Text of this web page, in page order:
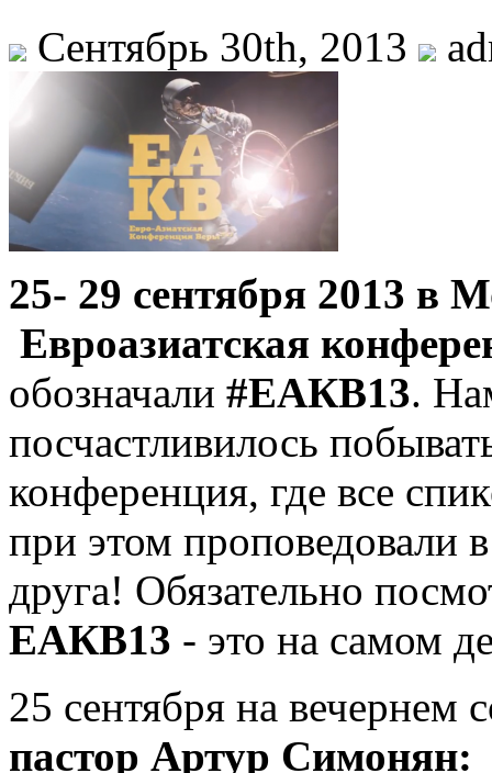
Сентябрь 30th, 2013
25- 29 сентября 2013 в
Евроазиатская
обозначали #ЕАКВ13.
посчастливилось
конференция, где все
при этом проповедовали
друга! Обязательно
ЕАКВ13 - это на самом
25 сентября на вечернем
пастор Артур Симонян: